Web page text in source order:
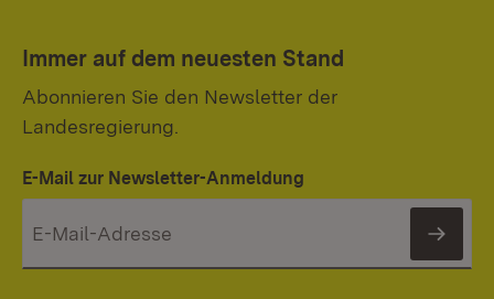
Immer auf dem neuesten Stand
Abonnieren Sie den Newsletter der
Landesregierung.
E-Mail zur Newsletter-Anmeldung